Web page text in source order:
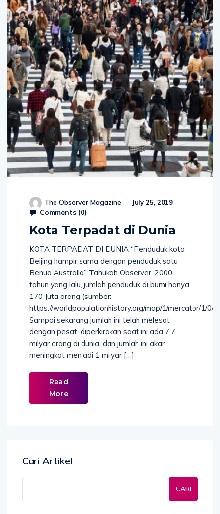
The Observer Magazine July 25, 2019
Comments (0)
Kota Terpadat di Dunia
KOTA TERPADAT DI DUNIA “Penduduk kota
Beijing hampir sama dengan penduduk satu
Benua Australia” Tahukah Observer, 2000
tahun yang lalu, jumlah penduduk di bumi hanya
170 Juta orang (sumber:
https://worldpopulationhistory.org/map/1/mercator/1/0/
Sampai sekarang jumlah ini telah melesat
dengan pesat, diperkirakan saat ini ada 7,7
milyar orang di dunia, dan jumlah ini akan
meningkat menjadi 1 milyar […]
Read
More
Cari Artikel
CARI